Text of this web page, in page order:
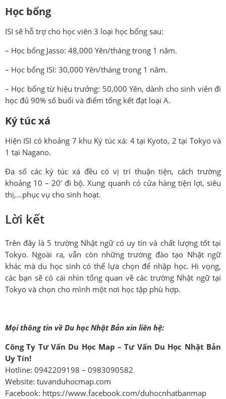
Học bổng
ISI sẽ hỗ trợ cho học viên 3 loại học bổng sau:
– Học bổng Jasso: 48,000 Yên/tháng trong 1 năm.
– Học bổng ISI: 30,000 Yên/tháng trong 1 năm.
– Học bổng từ hiệu trưởng: 50,000 Yên, dành cho sinh viên đi
học đủ 90% số buổi và điểm tổng kết đạt loại A.
Ký túc xá
Hiện ISI có khoảng 7 khu Ký túc xá: 4 tại Kyoto, 2 tại Tokyo và
1 tại Nagano.
Đa số các ký túc xá đều có vị trí thuận tiện, cách trường
khoảng 10 – 20’ đi bộ. Xung quanh có cửa hàng tiện lợi, siêu
thị,…phục vụ cho sinh hoạt.
Lời kết
Trên đây là 5 trường Nhật ngữ có uy tín và chất lượng tốt tại
Tokyo. Ngoài ra, vẫn còn những trường đào tạo Nhật ngữ
khác mà du học sinh có thể lựa chọn để nhập học. Hi vọng,
các bạn sẽ có cái nhìn tổng quan về các trường Nhật ngữ tại
Tokyo và chọn cho mình một nơi học tập phù hợp.
Mọi thông tin về Du học Nhật Bản xin liên hệ:
Công Ty Tư Vấn Du Học Map – Tư Vấn Du Học Nhật Bản
Uy Tín!
Hotline: 0942209198 – 0983090582
Website: tuvanduhocmap.com
Facebook: https://www.facebook.com/duhocnhatbanmap